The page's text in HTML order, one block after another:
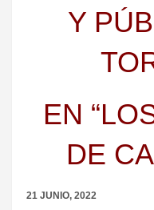
Y
EN
DE
21 JUNIO, 2022